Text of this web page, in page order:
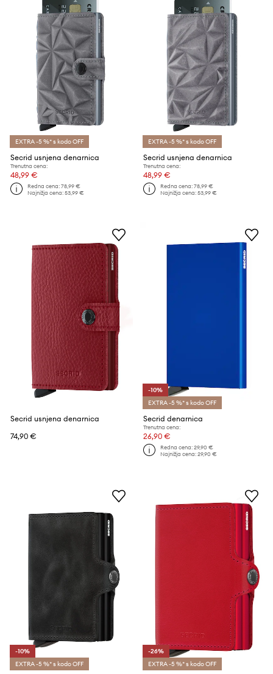
EXTRA -5 %* s kodo OFF
Secrid usnjena denarnica
Trenutna cena:
48,99 €
Redna cena:78,99 €
Najnižja cena:53,99 €
EXTRA -5 %* s kodo OFF
Secrid usnjena denarnica
Trenutna cena:
48,99 €
Redna cena:78,99 €
Najnižja cena:53,99 €
Secrid usnjena denarnica
74,90 €
-10%
EXTRA -5 %* s kodo OFF
Secrid denarnica
Trenutna cena:
26,90 €
Redna cena:29,90 €
Najnižja cena:29,90 €
-10%
EXTRA -5 %* s kodo OFF
-26%
EXTRA -5 %* s kodo OFF